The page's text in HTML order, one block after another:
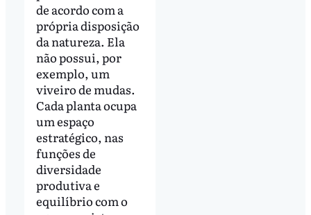
de acordo com a
própria disposição
da natureza. Ela
não possui, por
exemplo, um
viveiro de mudas.
Cada planta ocupa
um espaço
estratégico, nas
funções de
diversidade
produtiva e
equilíbrio com o